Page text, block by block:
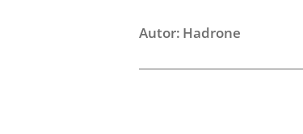
Autor: Hadrone